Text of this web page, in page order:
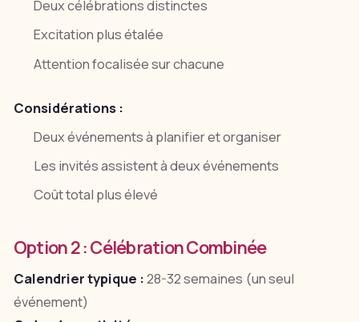
Deux célébrations distinctes
Excitation plus étalée
Attention focalisée sur chacune
Considérations :
Deux événements à planifier et organiser
Les invités assistent à deux événements
Coût total plus élevé
Option 2 : Célébration Combinée
Calendrier typique :28-32 semaines (un seul
événement)